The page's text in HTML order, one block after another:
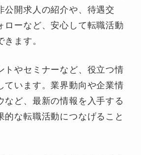
公開求人の紹介や、待遇交
ローなど、安心して転職活動
ます。
トやセミナーなど、役立つ情
ています。業界動向や企業情
など、最新の情報を入手する
的な転職活動につなげること